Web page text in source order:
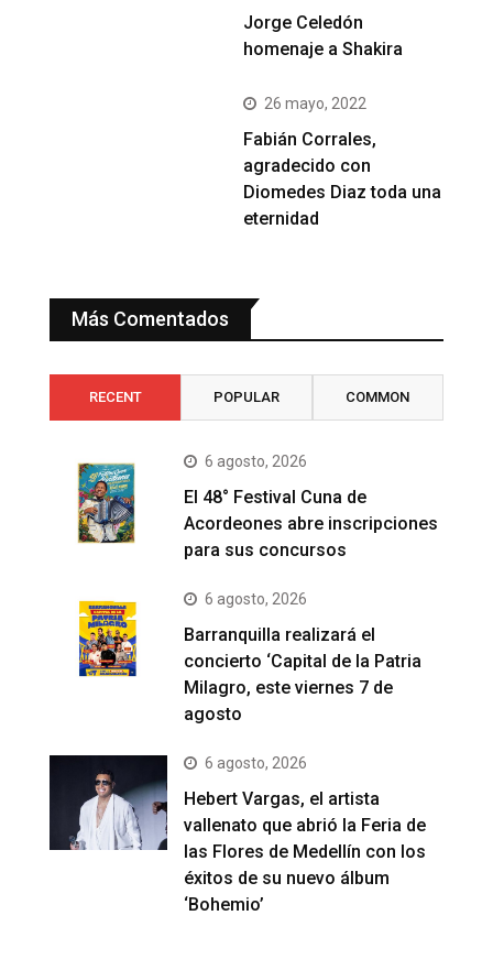
Jorge Celedón
homenaje a Shakira
26 mayo, 2022
Fabián Corrales,
agradecido con
Diomedes Diaz toda una
eternidad
Más Comentados
RECENT POPULAR COMMON
6 agosto, 2026
El 48° Festival Cuna de
Acordeones abre inscripciones
para sus concursos
6 agosto, 2026
Barranquilla realizará el
concierto ‘Capital de la Patria
Milagro, este viernes 7 de
agosto
6 agosto, 2026
Hebert Vargas, el artista
vallenato que abrió la Feria de
las Flores de Medellín con los
éxitos de su nuevo álbum
‘Bohemio’